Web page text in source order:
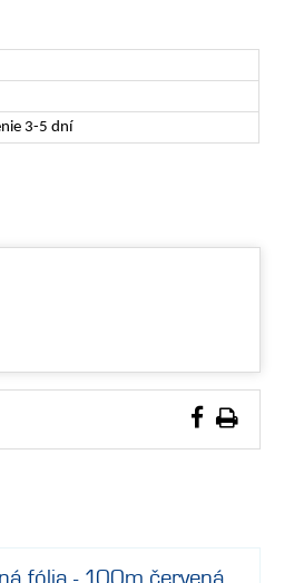
3-5 dní
fólia - 100m červená